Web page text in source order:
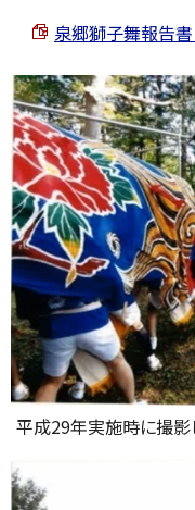
泉郷獅子舞報告書
平成29年実施時に撮影